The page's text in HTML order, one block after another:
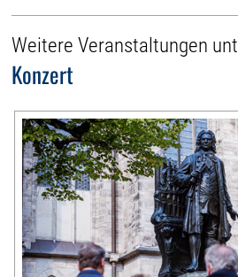
Weitere Veranstaltungen
Konzert